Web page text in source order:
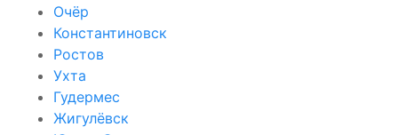
Очёр
Константиновск
Ростов
Ухта
Гудермес
Жигулёвск